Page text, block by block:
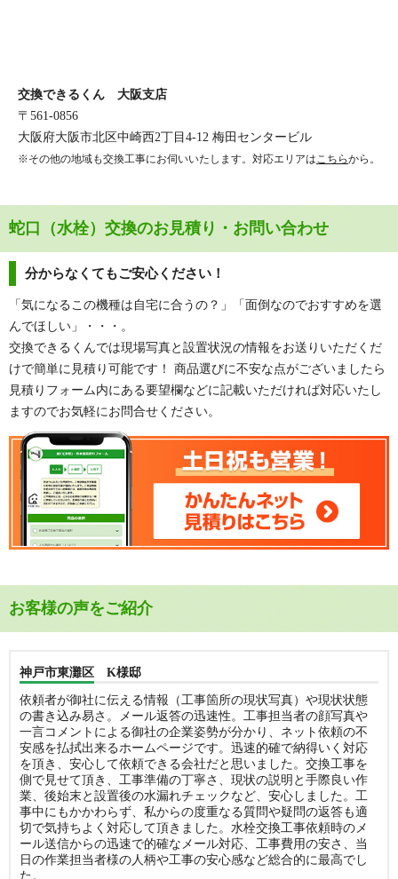
交換できるくん 大阪支店
〒561-0856
大阪府大阪市北区中崎西2丁目4-12 梅田センタービル
※その他の地域も交換工事にお伺いいたします。対応エリアは こちらから。
蛇口（水栓）交換のお見積り・お問い合わせ
分からなくてもご安心ください！
「気になるこの機種は自宅に合うの？」「面倒なのでおすすめを選
んでほしい」・・・。
交換できるくんでは現場写真と設置状況の情報をお送りいただくだ
けで簡単に見積り可能です！ 商品選びに不安な点がございましたら
見積りフォーム内にある要望欄などに記載いただければ対応いたし
ますのでお気軽にお問合せください。
お客様の声をご紹介
神戸市東灘区 K様邸
依頼者が御社に伝える情報（工事箇所の現状写真）や現状状態
の書き込み易さ。メール返答の迅速性。工事担当者の顔写真や
一言コメントによる御社の企業姿勢が分かり、ネット依頼の不
安感を払拭出来るホームページです。迅速的確で納得いく対応
を頂き、安心して依頼できる会社だと思いました。交換工事を
側で見せて頂き、工事準備の丁寧さ、現状の説明と手際良い作
業、後始末と設置後の水漏れチェックなど、安心しました。工
事中にもかかわらず、私からの度重なる質問や疑問の返答も適
切で気持ちよく対応して頂きました。水栓交換工事依頼時のメ
ール送信からの迅速で的確なメール対応、工事費用の安さ、当
日の作業担当者様の人柄や工事の安心感など総合的に最高でし
た。